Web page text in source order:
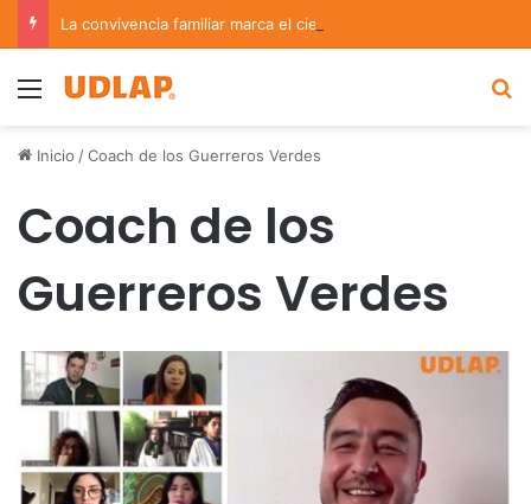
Menu
Inicio /Coach de los Guerreros Verdes
Coach de los
Guerreros Verdes